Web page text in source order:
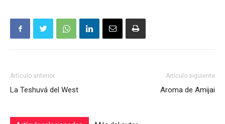
Artículo anterior
La Teshuvá del West
Artículo siguiente
Aroma de Amijai